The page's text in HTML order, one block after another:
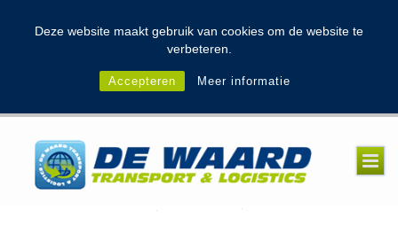
Deze website maakt gebruik van cookies om de website te
verbeteren.
Accepteren Meer informatie